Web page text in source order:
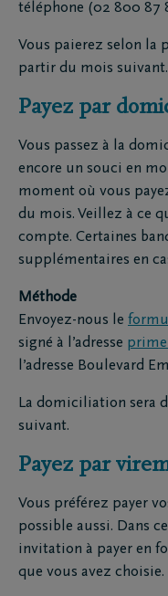
téléphone (02 800 87
Vous paierez selon la
partir du mois suivant.
Payez par
Vous passez à la
encore un souci en
moment où vous
du mois. Veillez à ce
compte. Certaines
supplémentaires en
Méthode
Envoyez-nous le
signé à l’adresse
l’adresse Boulevard
La domiciliation sera
suivant.
Payez par
Vous préférez payer
possible aussi. Dans
invitation à payer en
que vous avez choisie.